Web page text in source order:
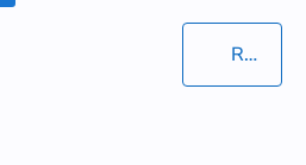
Routebeschrijving in Google Maps